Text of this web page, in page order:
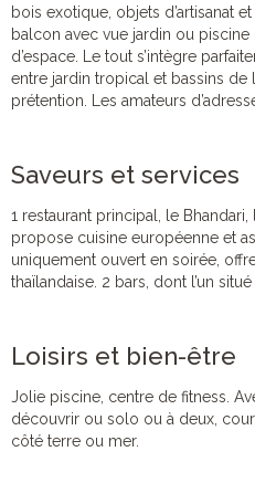
bois exotique, objets d’artisanat
balcon avec vue jardin ou
d’espace. Le tout s’intègre
entre jardin tropical et bassins de
prétention. Les amateurs
Saveurs et services
1 restaurant principal, le
propose cuisine européenne et
uniquement ouvert en soirée,
thaïlandaise. 2 bars, dont l’un
Loisirs et bien-être
Jolie piscine, centre de fitness.
découvrir ou solo ou à deux,
côté terre ou mer.